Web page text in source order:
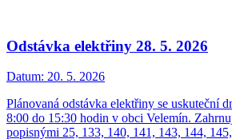
Odstávka elektřiny 28. 5. 2026
Datum: 20. 5. 2026
Plánovaná odstávka elektřiny se uskuteční
8:00 do 15:30 hodin v obci Velemín.
popisnými 25, 133, 140, 141, 143, 144,